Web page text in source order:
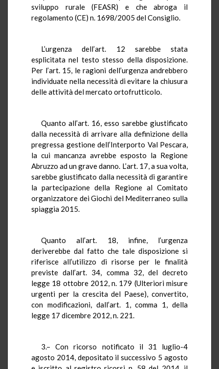
sviluppo rurale (FEASR) e che abroga il
regolamento (CE) n. 1698/2005 del Consiglio.
L’urgenza dell’art. 12 sarebbe stata
esplicitata nel testo stesso della disposizione.
Per l’art. 15, le ragioni dell’urgenza andrebbero
individuate nella necessità di evitare la chiusura
delle attività del mercato ortofrutticolo.
Quanto all’art. 16, esso sarebbe giustificato
dalla necessità di arrivare alla definizione della
pregressa gestione dell’Interporto Val Pescara,
la cui mancanza avrebbe esposto la Regione
Abruzzo ad un grave danno. L’art. 17, a sua volta,
sarebbe giustificato dalla necessità di garantire
la partecipazione della Regione al Comitato
organizzatore dei Giochi del Mediterraneo sulla
spiaggia 2015.
Quanto all’art. 18, infine, l’urgenza
deriverebbe dal fatto che tale disposizione si
riferisce all’utilizzo di risorse per le finalità
previste dall’art. 34, comma 32, del decreto
legge 18 ottobre 2012, n. 179 (Ulteriori misure
urgenti per la crescita del Paese), convertito,
con modificazioni, dall’art. 1, comma 1, della
legge 17 dicembre 2012, n. 221.
3.– Con ricorso notificato il 31 luglio-4
agosto 2014, depositato il successivo 5 agosto